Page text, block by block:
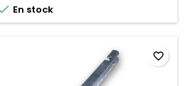
En stock
favorite_border